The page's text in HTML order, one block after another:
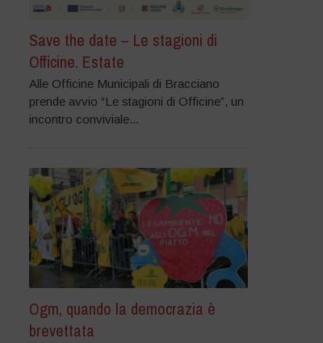
Save the date – Le stagioni di
Officine. Estate
Alle Officine Municipali di Bracciano
prende avvio “Le stagioni di Officine”, un
incontro conviviale...
Ogm, quando la democrazia è
brevettata